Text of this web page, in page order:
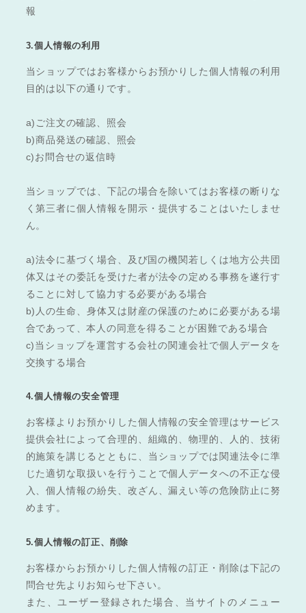
報
3.個人情報の利用
当ショップではお客様からお預かりした個人情報の利用
目的は以下の通りです。
a)ご注文の確認、照会
b)商品発送の確認、照会
c)お問合せの返信時
当ショップでは、下記の場合を除いてはお客様の断りな
く第三者に個人情報を開示・提供することはいたしませ
ん。
a)法令に基づく場合、及び国の機関若しくは地方公共団
体又はその委託を受けた者が法令の定める事務を遂行す
ることに対して協力する必要がある場合
b)人の生命、身体又は財産の保護のために必要がある場
合であって、本人の同意を得ることが困難である場合
c)当ショップを運営する会社の関連会社で個人データを
交換する場合
4.個人情報の安全管理
お客様よりお預かりした個人情報の安全管理はサービス
提供会社によって合理的、組織的、物理的、人的、技術
的施策を講じるとともに、当ショップでは関連法令に準
じた適切な取扱いを行うことで個人データへの不正な侵
入、個人情報の紛失、改ざん、漏えい等の危険防止に努
めます。
5.個人情報の訂正、削除
お客様からお預かりした個人情報の訂正・削除は下記の
問合せ先よりお知らせ下さい。
また、ユーザー登録された場合、当サイトのメニュー